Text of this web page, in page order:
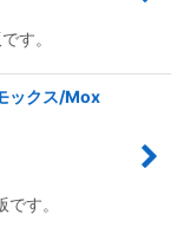
す。
ックス/Mox
す。